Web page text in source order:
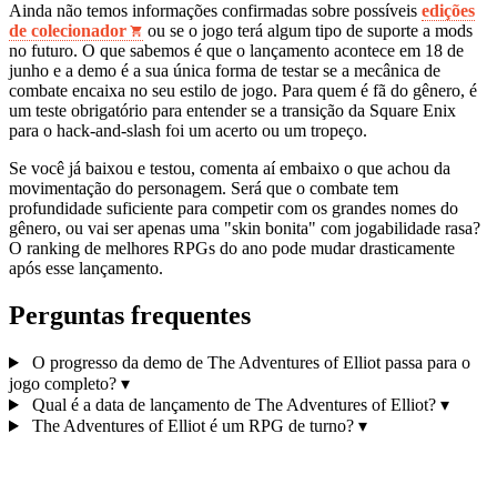
Ainda não temos informações confirmadas sobre possíveis edições
de colecionador
ou se o jogo terá algum tipo de suporte a mods
no futuro. O que sabemos é que o lançamento acontece em 18 de
junho e a demo é a sua única forma de testar se a mecânica de
combate encaixa no seu estilo de jogo. Para quem é fã do gênero, é
um teste obrigatório para entender se a transição da Square Enix
para o hack-and-slash foi um acerto ou um tropeço.
Se você já baixou e testou, comenta aí embaixo o que achou da
movimentação do personagem. Será que o combate tem
profundidade suficiente para competir com os grandes nomes do
gênero, ou vai ser apenas uma "skin bonita" com jogabilidade rasa?
O ranking de melhores RPGs do ano pode mudar drasticamente
após esse lançamento.
Perguntas frequentes
O progresso da demo de The Adventures of Elliot passa para o
jogo completo? ▾
Qual é a data de lançamento de The Adventures of Elliot? ▾
The Adventures of Elliot é um RPG de turno? ▾